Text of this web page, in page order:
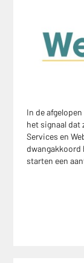
In de
het signaal dat
Services en
dwangakkoord
starten een